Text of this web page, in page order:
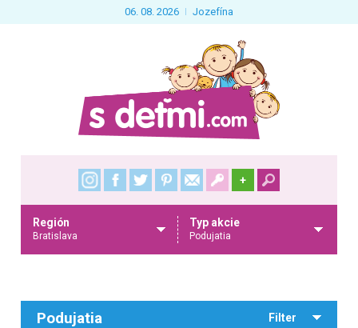
06. 08. 2026 Jozefína
+
Región
Bratislava
Typ akcie
Podujatia
Podujatia Filter